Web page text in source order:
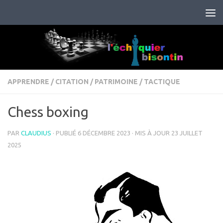
APPRENDRE / CITATION / PATRIMOINE / TACTIQUE
Chess boxing
PAR CLAUDIUS · PUBLIÉ 6 DÉCEMBRE 2023 · MIS À JOUR 23 JUILLET
2025